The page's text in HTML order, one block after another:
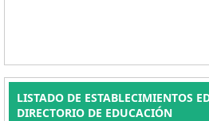
LISTADO DE ESTABLECIMIENTOS
DIRECTORIO DE EDUCACIÓN